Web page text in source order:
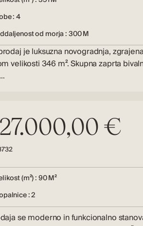
: 4
od morja : 300 M
je luksuzna novogradnja,
velikosti 346 m². Skupna zaprta
€
(m²) : 90 M²
: 2
se moderno in funkcionalno